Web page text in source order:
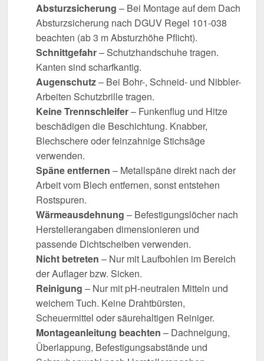
Absturzsicherung – Bei Montage auf dem Dach
Absturzsicherung nach DGUV Regel 101-038
beachten (ab 3 m Absturzhöhe Pflicht).
Schnittgefahr– Schutzhandschuhe tragen.
Kanten sind scharfkantig.
Augenschutz– Bei Bohr-, Schneid- und Nibbler-
Arbeiten Schutzbrille tragen.
Keine Trennschleifer– Funkenflug und Hitze
beschädigen die Beschichtung. Knabber,
Blechschere oder feinzahnige Stichsäge
verwenden.
Späne entfernen – Metallspäne direkt nach der
Arbeit vom Blech entfernen, sonst entstehen
Rostspuren.
Wärmeausdehnung – Befestigungslöcher nach
Herstellerangaben dimensionieren und
passende Dichtscheiben verwenden.
Nicht betreten – Nur mit Laufbohlen im Bereich
der Auflager bzw. Sicken.
Reinigung – Nur mit pH-neutralen Mitteln und
weichem Tuch. Keine Drahtbürsten,
Scheuermittel oder säurehaltigen Reiniger.
Montageanleitung beachten – Dachneigung,
Überlappung, Befestigungsabstände und